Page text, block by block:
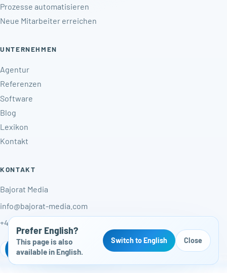
Prozesse automatisieren
Neue Mitarbeiter erreichen
UNTERNEHMEN
Agentur
Referenzen
Software
Blog
Lexikon
Kontakt
KONTAKT
Bajorat Media
info@bajorat-media.com
+49 (0)30 / 3472 7905
/EN
Kostenloser Website-Check
Prefer English?
This page is also
available in English.
Switch to English Close